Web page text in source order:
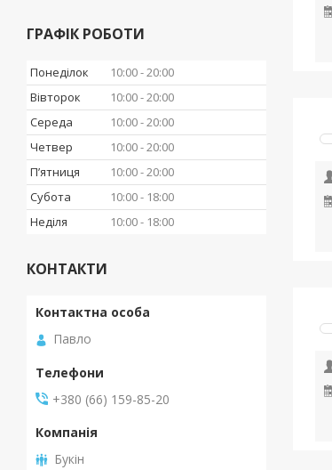
ГРАФІК РОБОТИ
Понеділок 10:00 20:00
Вівторок
10:00 20:00
Середа
10:00 20:00
Четвер
10:00 20:00
Пʼятниця
10:00 20:00
Субота
10:00
18:00
Неділя
10:00 18:00
КОНТАКТИ
Павло
+380 (66) 159-85-20
Букін